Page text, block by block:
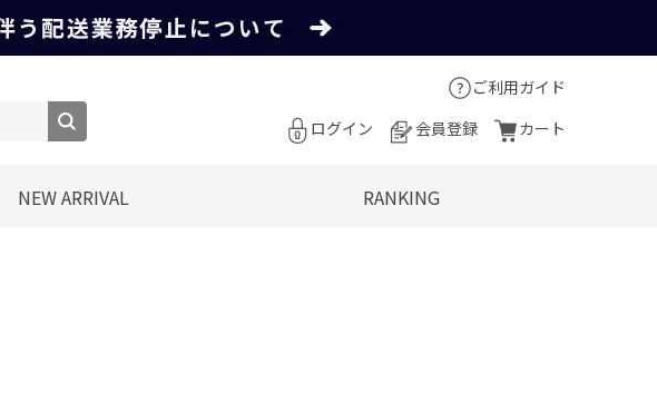
ご利用ガイド
ログイン
会員登録 カート
NEW ARRIVAL RANKING